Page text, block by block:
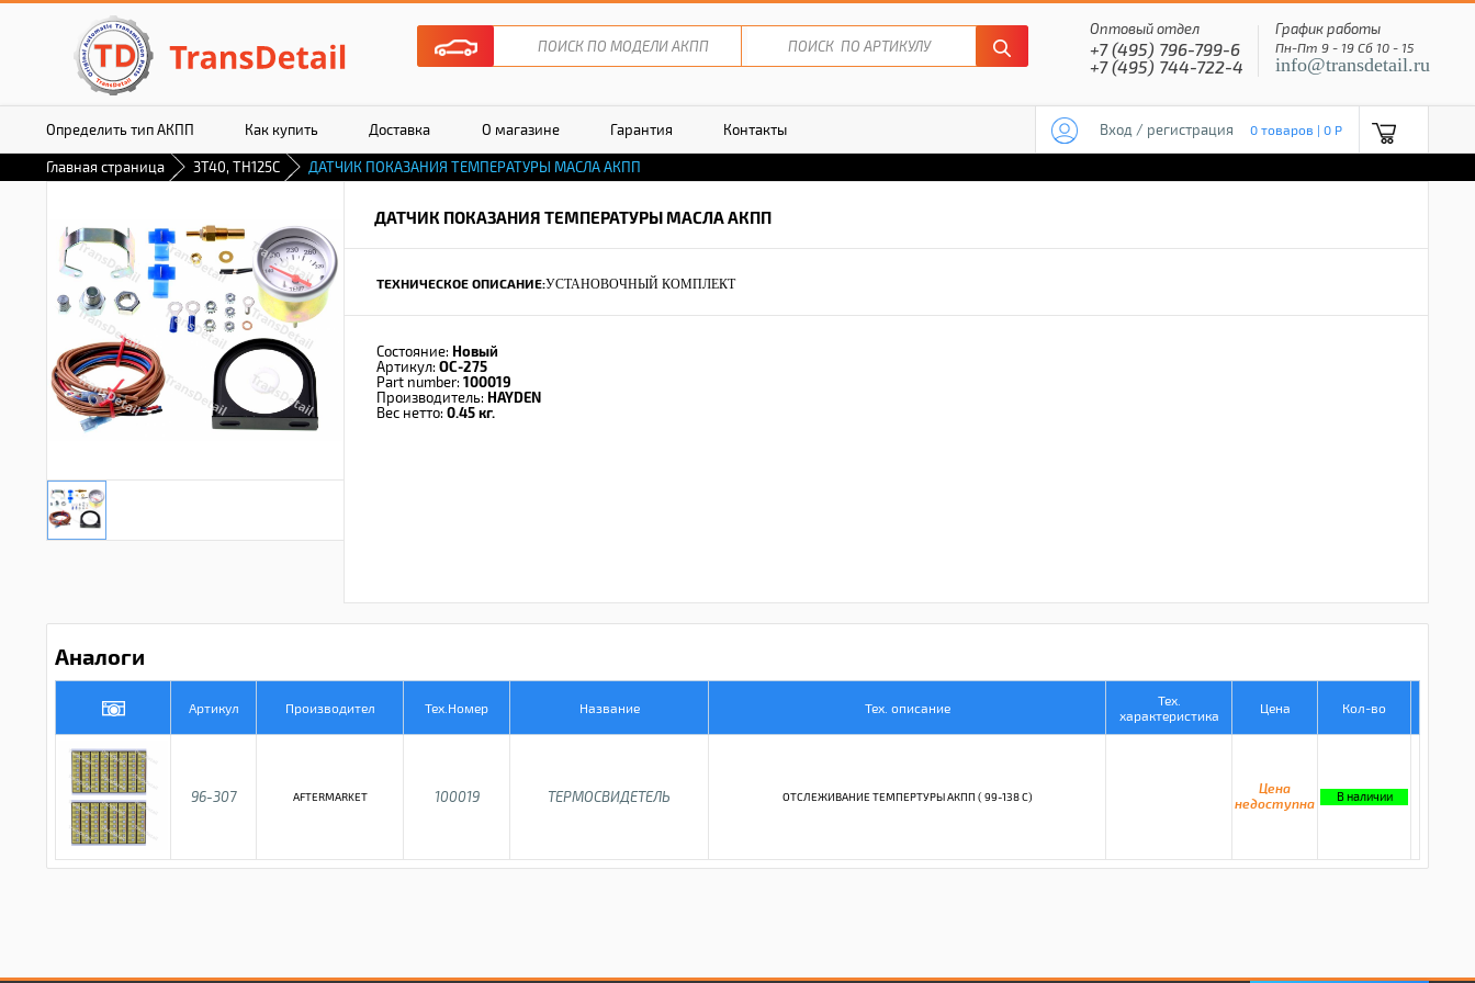
Оптовый отдел
+7 (495) 796-799-6
+7 (495) 744-722-4
График работы
Пн-Пт 9 - 19 Сб 10 - 15
info@transdetail.ru
Определить тип АКПП Как купить Доставка О магазине Гарантия Контакты Вход / регистрация 0 товаров | 0 P
Главная страница 3T40, TH125C ДАТЧИК ПОКАЗАНИЯ ТЕМПЕРАТУРЫ МАСЛА АКПП
ДАТЧИК ПОКАЗАНИЯ ТЕМПЕРАТУРЫ МАСЛА АКПП
ТЕХНИЧЕСКОЕ ОПИСАНИЕ:УСТАНОВОЧНЫЙ КОМПЛЕКТ
Состояние: Новый
Артикул: OC-275
Part number: 100019
Производитель: HAYDEN
Вес нетто: 0.45 кг.
Аналоги
Артикул Производител Тех.Номер Название Тех. описание
Тех.
характеристика
Цена Кол-во
96-307 AFTERMARKET 100019 ТЕРМОСВИДЕТЕЛЬ ОТСЛЕЖИВАНИЕ ТЕМПЕРТУРЫ АКПП ( 99-138 C)
Цена
недоступна
В наличии